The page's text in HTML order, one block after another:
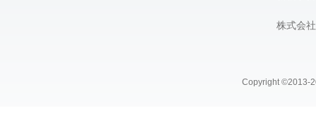
株式会
Copyright ©2013-